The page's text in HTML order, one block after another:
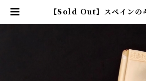
【Sold Out】スペインの